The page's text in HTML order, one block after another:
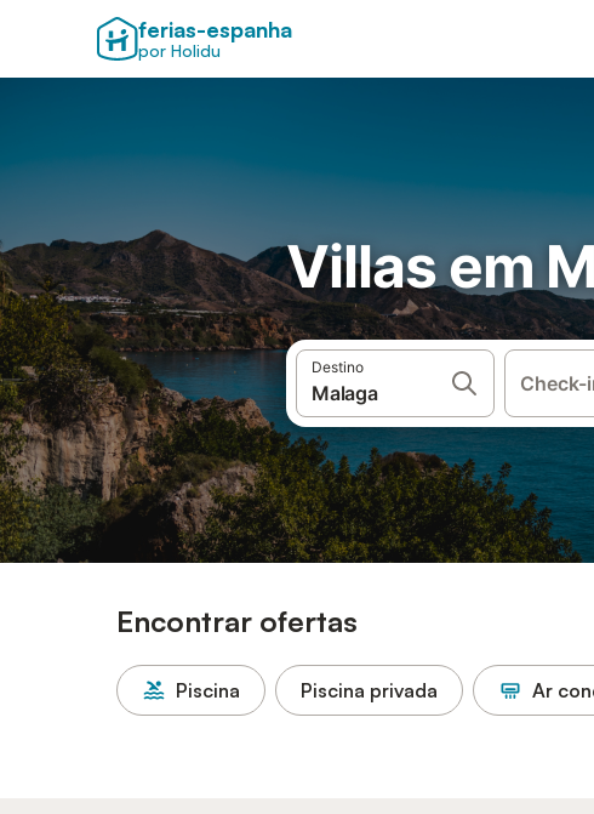
ferias-espanha
por Holidu
Villas em
Destino
Check-
Encontrar ofertas
Piscina Piscina privada Ar